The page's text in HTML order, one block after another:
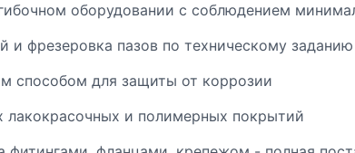
оборудовании с соблюдением
и фрезеровка пазов по техническому заданию
способом для защиты от коррозии
лакокрасочных и полимерных покрытий